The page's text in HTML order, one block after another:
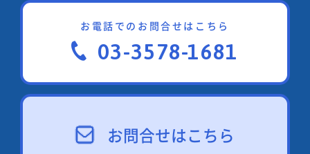
お電話でのお問合せはこちら
03-3578-1681
お問合せはこちら